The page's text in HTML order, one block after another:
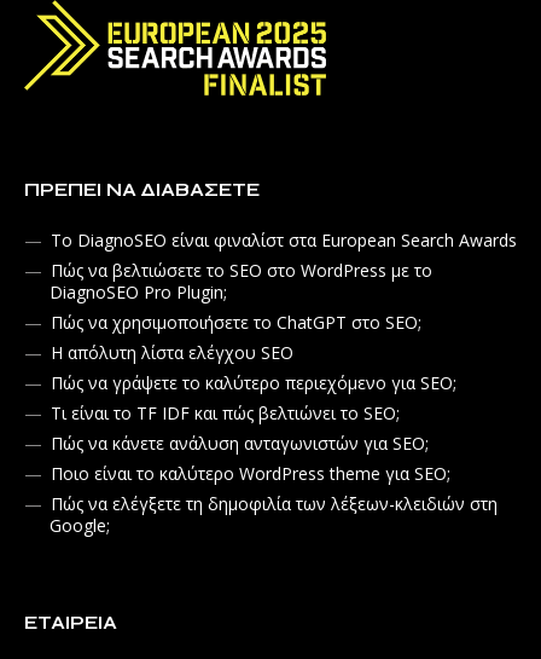
ΠΡΈΠΕΙ ΝΑ ΔΙΑΒΆΣΕΤΕ
Το DiagnoSEO είναι φιναλίστ στα European Search Awards
Πώς να βελτιώσετε το SEO στο WordPress με το
DiagnoSEO Pro Plugin;
Πώς να χρησιμοποιήσετε το ChatGPT στο SEO;
Η απόλυτη λίστα ελέγχου SEO
Πώς να γράψετε το καλύτερο περιεχόμενο για SEO;
Τι είναι το TF IDF και πώς βελτιώνει το SEO;
Πώς να κάνετε ανάλυση ανταγωνιστών για SEO;
Ποιο είναι το καλύτερο WordPress theme για SEO;
Πώς να ελέγξετε τη δημοφιλία των λέξεων-κλειδιών στη
Google;
ΕΤΑΙΡΕΊΑ